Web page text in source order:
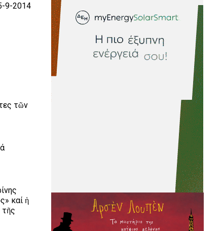
9-2014
τῶν
καί ἡ
τῆς